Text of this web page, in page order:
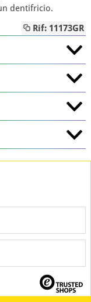
dentifricio.
Rif: 11173GR